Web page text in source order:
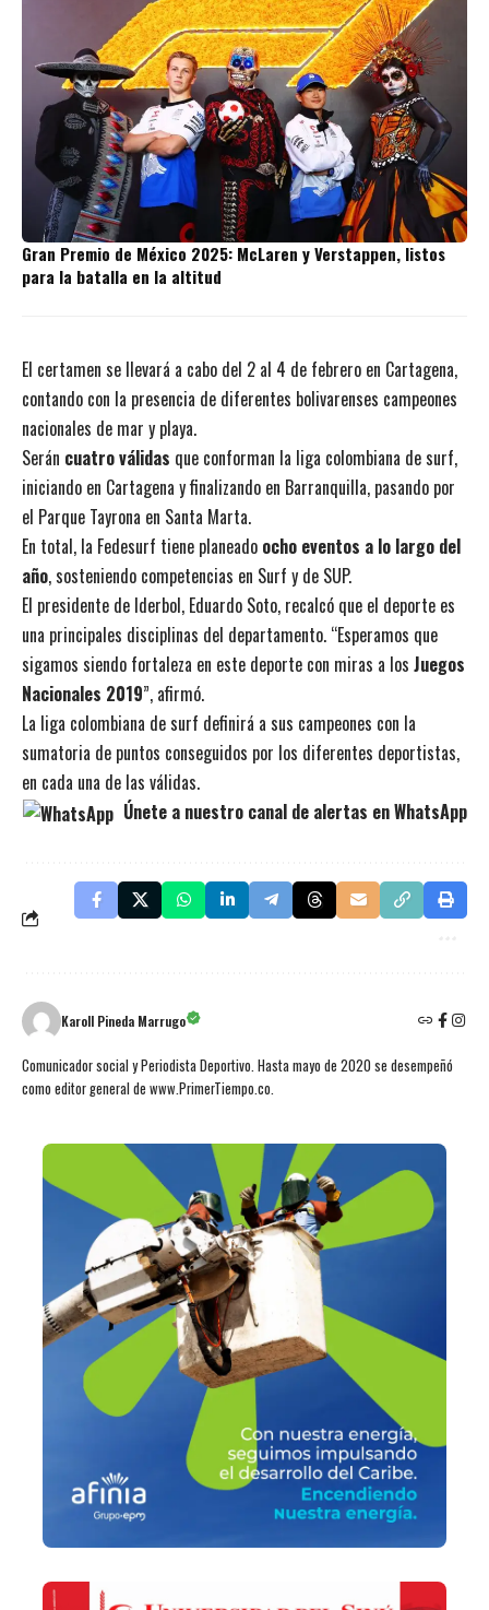
Gran Premio de México 2025: McLaren y Verstappen, listos
para la batalla en la altitud
El certamen se llevará a cabo del 2 al 4 de febrero en Cartagena,
contando con la presencia de diferentes bolivarenses campeones
nacionales de mar y playa.
Serán cuatro válidas que conforman la liga colombiana de surf,
iniciando en Cartagena y finalizando en Barranquilla, pasando por
el Parque Tayrona en Santa Marta.
En total, la Fedesurf tiene planeado ocho eventos a lo largo del
año, sosteniendo competencias en Surf y de SUP.
El presidente de Iderbol, Eduardo Soto, recalcó que el deporte es
una principales disciplinas del departamento. “Esperamos que
sigamos siendo fortaleza en este deporte con miras a los Juegos
Nacionales 2019”, afirmó.
La liga colombiana de surf definirá a sus campeones con la
sumatoria de puntos conseguidos por los diferentes deportistas,
en cada una de las válidas.
Únete a nuestro canal de alertas en WhatsApp
Karoll Pineda Marrugo
Comunicador social y Periodista Deportivo. Hasta mayo de 2020 se desempeñó
como editor general de www.PrimerTiempo.co.